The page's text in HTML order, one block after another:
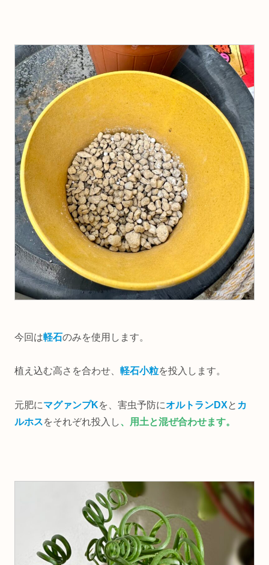
今回は軽石のみを使用します。
植え込む高さを合わせ、 軽石小粒を投入します。
元肥にマグァンプKを、害虫予防にオルトランDXと カ
ルホスをそれぞれ投入し、用土と混ぜ合わせます。